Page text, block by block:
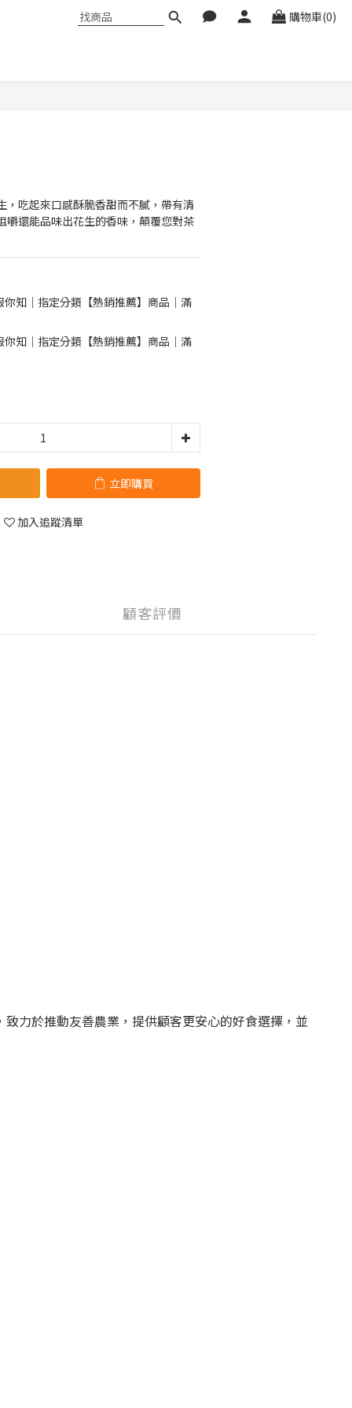
購物車(0)
，吃起來口感酥脆香甜而不膩，帶有清
嚼還能品味出花生的香味，顛覆您對茶
你知｜指定分類【熱銷推薦】商品｜滿
你知｜指定分類【熱銷推薦】商品｜滿
立即購買
加入追蹤清單
顧客評價
力於推動友善農業，提供顧客更安心的好食選擇，並